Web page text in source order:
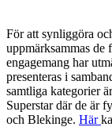
För att synliggöra
uppmärksammas de
engagemang har
presenteras i
samtliga kategorier
Superstar där de är
och Blekinge. Här